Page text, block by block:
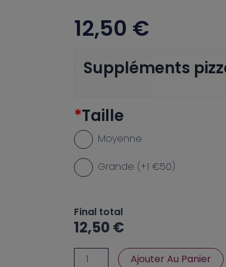
12,50 €
Suppléments
*Taille
Moyenne
Grande (+1 €50)
Final total
12,50 €
de
Ajouter Au Panier